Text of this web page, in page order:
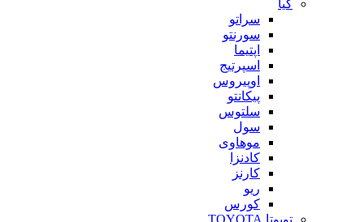
کیا
سراتو
سورنتو
اپتیما
اسپرتیج
اوپیروس
پیکانتو
سلتوس
سول
موهاوی
کادنزا
کارنز
ریو
کورس
تویوتا TOYOTA